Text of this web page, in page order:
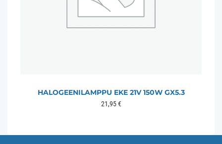
HALOGEENILAMPPU EKE 21V 150W GX5.3
21,95€